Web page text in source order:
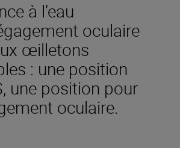
à l’eau
oculaire
œilletons
: une position
une position pour
oculaire.